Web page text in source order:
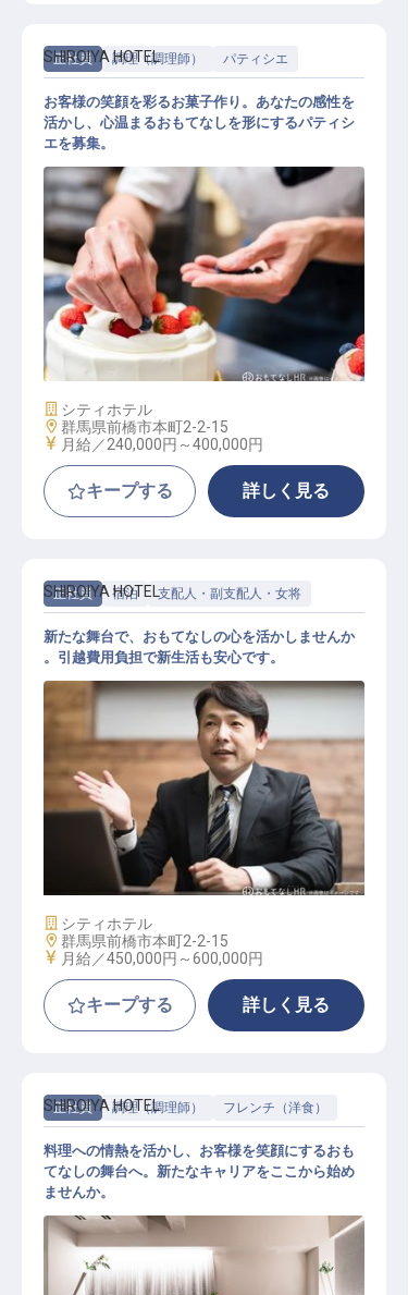
正社員 調理（調理師） パティシエ
パティシエ
SHIROIYA HOTEL
お客様の笑顔を彩るお菓子作り。あなたの感性を
活かし、心温まるおもてなしを形にするパティシ
エを募集。
施設業態
シティホテル
勤務地
群馬県前橋市本町2-2-15
給与
月給／240,000円～400,000円
キープする 詳しく見る
正社員 宿泊 支配人・副支配人・女将
副総支配人（AGM）
SHIROIYA HOTEL
新たな舞台で、おもてなしの心を活かしませんか
。引越費用負担で新生活も安心です。
施設業態
シティホテル
勤務地
群馬県前橋市本町2-2-15
給与
月給／450,000円～600,000円
キープする 詳しく見る
正社員 調理（調理師） フレンチ（洋食）
SHIROIYA HOTEL
料理への情熱を活かし、お客様を笑顔にするおも
てなしの舞台へ。新たなキャリアをここから始め
ませんか。